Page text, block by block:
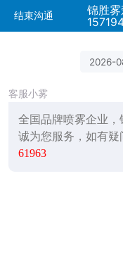
结束沟通
2026-
客服小雾
全国品牌喷雾企业
诚为您服务，如有疑
61963